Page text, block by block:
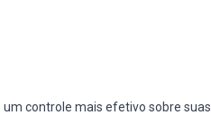
controle mais efetivo sobre suas